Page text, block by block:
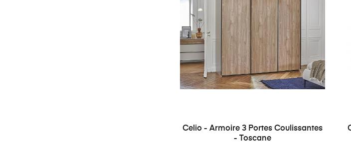
Celio - Armoire 3 Portes Coulissantes
- Toscane